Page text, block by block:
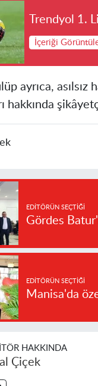
Trendyol 1.
İçeriği
ayrıca,
hakkında
EDITÖRÜN SEÇTIĞI
Gördes
EDITÖRÜN SEÇTIĞI
Manisa'da
HAKKINDA
Çiçek